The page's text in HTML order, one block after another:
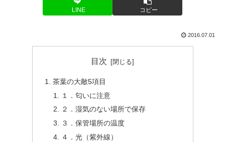
LINE コピー
2016.07.01
目次
茶葉の大敵5項目
１．匂いに注意
２．湿気のない場所で保存
３．保管場所の温度
４．光（紫外線）